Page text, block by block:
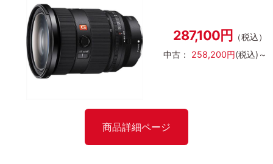
287,100円 （税込）
中古： 258,200円(税込)～
商品詳細ページ